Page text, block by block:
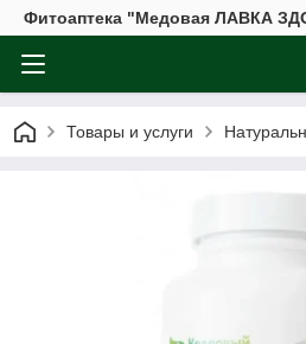
Фитоаптека "Медовая ЛАВКА
Товары и услуги